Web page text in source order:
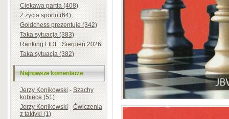
Ciekawa partia (408)
Z życia sportu (64)
Goldchess prezentuje (342)
Taka sytuacja (383)
Ranking FIDE: Sierpień 2026
Taka sytuacja (382)
Najnowsze komentarze
Jerzy Konikowski-Szachy
kobiece (51)
Jerzy Konikowski-Ćwiczenia
z taktyki (1)